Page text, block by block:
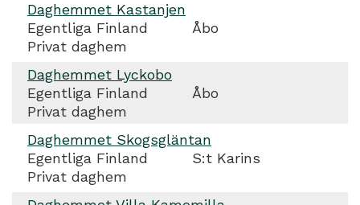
Daghemmet Kastanjen
Egentliga Finland
Åbo
Privat daghem
Daghemmet Lyckobo
Egentliga Finland
Åbo
Privat daghem
Daghemmet Skogsgläntan
Egentliga Finland
S:t Karins
Privat daghem